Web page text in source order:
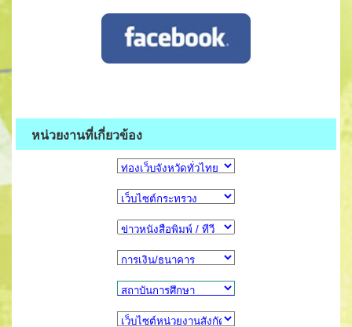
หน่วยงานที่เกี่ยวข้อง